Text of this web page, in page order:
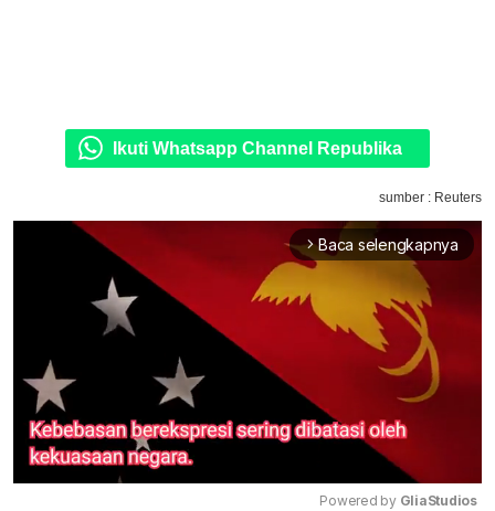
Ikuti Whatsapp Channel Republika
sumber : Reuters
arrow_forward_ios Baca selengkapnya
Powered by GliaStudios